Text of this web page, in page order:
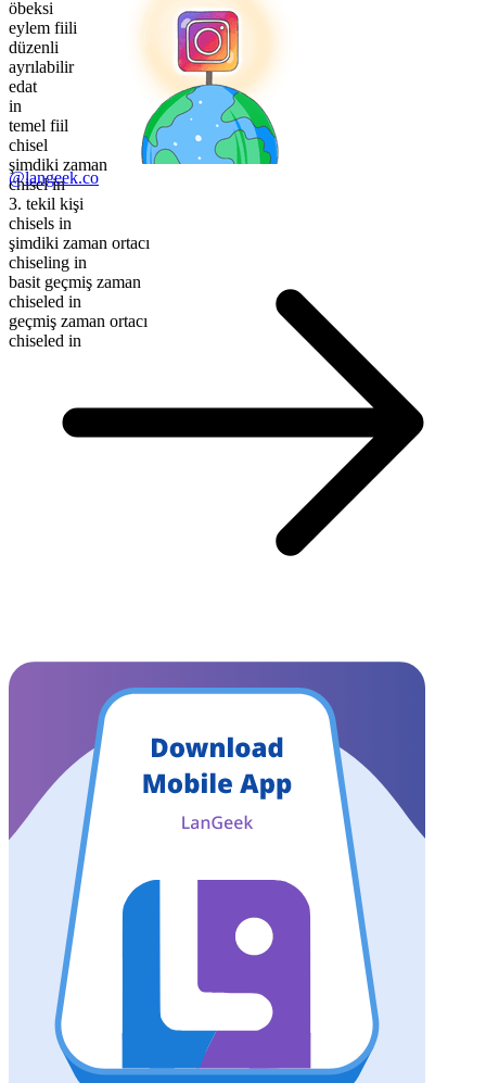
öbeksi
eylem fiili
düzenli
ayrılabilir
edat
in
temel fiil
chisel
şimdiki zaman
chisel in
3. tekil kişi
chisels in
şimdiki zaman ortacı
chiseling in
basit geçmiş zaman
chiseled in
geçmiş zaman ortacı
chiseled in
@langeek.co